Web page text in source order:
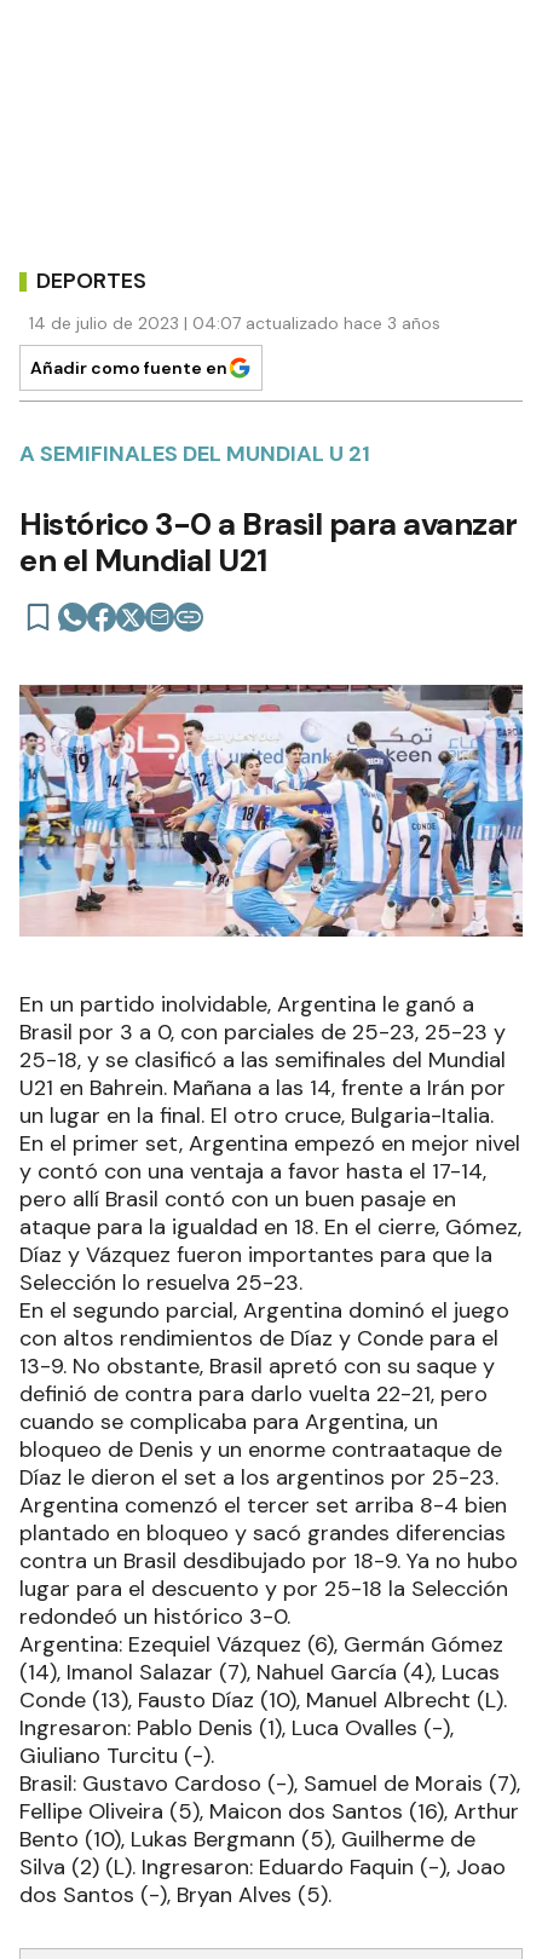
DEPORTES
14 de julio de 2023 | 04:07 actualizado hace 3 años
Añadir como fuente en
A SEMIFINALES DEL MUNDIAL U 21
Histórico 3-0 a Brasil para avanzar
en el Mundial U21
En un partido inolvidable, Argentina le ganó a
Brasil por 3 a 0, con parciales de 25-23, 25-23 y
25-18, y se clasificó a las semifinales del Mundial
U21 en Bahrein. Mañana a las 14, frente a Irán por
un lugar en la final. El otro cruce, Bulgaria-Italia.
En el primer set, Argentina empezó en mejor nivel
y contó con una ventaja a favor hasta el 17-14,
pero allí Brasil contó con un buen pasaje en
ataque para la igualdad en 18. En el cierre, Gómez,
Díaz y Vázquez fueron importantes para que la
Selección lo resuelva 25-23.
En el segundo parcial, Argentina dominó el juego
con altos rendimientos de Díaz y Conde para el
13-9. No obstante, Brasil apretó con su saque y
definió de contra para darlo vuelta 22-21, pero
cuando se complicaba para Argentina, un
bloqueo de Denis y un enorme contraataque de
Díaz le dieron el set a los argentinos por 25-23.
Argentina comenzó el tercer set arriba 8-4 bien
plantado en bloqueo y sacó grandes diferencias
contra un Brasil desdibujado por 18-9. Ya no hubo
lugar para el descuento y por 25-18 la Selección
redondeó un histórico 3-0.
Argentina: Ezequiel Vázquez (6), Germán Gómez
(14), Imanol Salazar (7), Nahuel García (4), Lucas
Conde (13), Fausto Díaz (10), Manuel Albrecht (L).
Ingresaron: Pablo Denis (1), Luca Ovalles (-),
Giuliano Turcitu (-).
Brasil: Gustavo Cardoso (-), Samuel de Morais (7),
Fellipe Oliveira (5), Maicon dos Santos (16), Arthur
Bento (10), Lukas Bergmann (5), Guilherme de
Silva (2) (L). Ingresaron: Eduardo Faquin (-), Joao
dos Santos (-), Bryan Alves (5).